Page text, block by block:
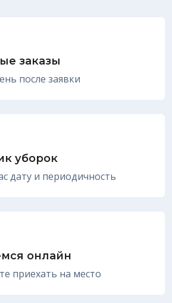
заказы
после заявки
уборок
дату и периодичность
онлайн
приехать на место